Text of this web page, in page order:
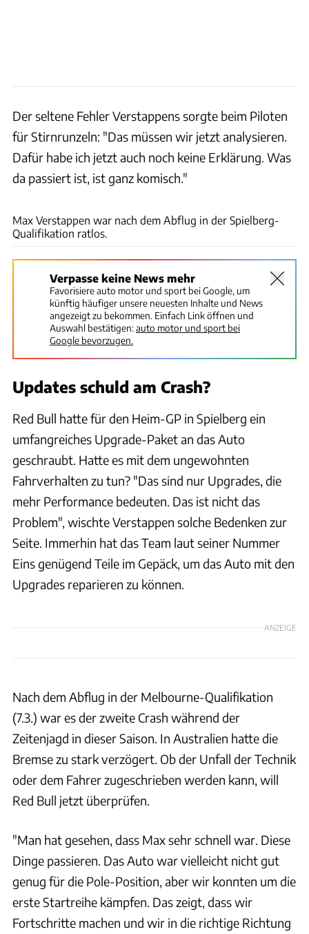
Der seltene Fehler Verstappens sorgte beim Piloten
für Stirnrunzeln: "Das müssen wir jetzt analysieren.
Dafür habe ich jetzt auch noch keine Erklärung. Was
da passiert ist, ist ganz komisch."
Max Verstappen war nach dem Abflug in der Spielberg-
Qualifikation ratlos.
Verpasse keine News mehr
Favorisiere auto motor und sport bei Google, um
künftig häufiger unsere neuesten Inhalte und News
angezeigt zu bekommen. Einfach Link öffnen und
Auswahl bestätigen:auto motor und sport bei
Google bevorzugen.
Updates schuld am Crash?
Red Bull hatte für den Heim-GP in Spielberg ein
umfangreiches Upgrade-Paket an das Auto
geschraubt. Hatte es mit dem ungewohnten
Fahrverhalten zu tun? "Das sind nur Upgrades, die
mehr Performance bedeuten. Das ist nicht das
Problem", wischte Verstappen solche Bedenken zur
Seite. Immerhin hat das Team laut seiner Nummer
Eins genügend Teile im Gepäck, um das Auto mit den
Upgrades reparieren zu können.
ANZEIGE
Nach dem Abflug in der Melbourne-Qualifikation
(7.3.) war es der zweite Crash während der
Zeitenjagd in dieser Saison. In Australien hatte die
Bremse zu stark verzögert. Ob der Unfall der Technik
oder dem Fahrer zugeschrieben werden kann, will
Red Bull jetzt überprüfen.
"Man hat gesehen, dass Max sehr schnell war. Diese
Dinge passieren. Das Auto war vielleicht nicht gut
genug für die Pole-Position, aber wir konnten um die
erste Startreihe kämpfen. Das zeigt, dass wir
Fortschritte machen und wir in die richtige Richtung